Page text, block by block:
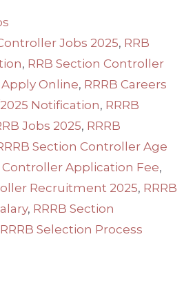
Jobs 2025, RRB
, RRB Section Controller
Apply Online, RRRB Careers
Notification, RRRB
Jobs 2025, RRRB
Section Controller Age
Controller Application Fee,
Recruitment 2025, RRRB
, RRRB Section
RRRB Selection Process